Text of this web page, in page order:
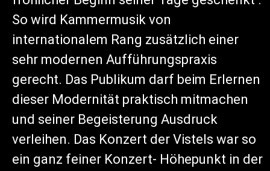
So wird Kammermusik von
internationalem Rang zusätzlich einer
sehr modernen Aufführungspraxis
gerecht. Das Publikum darf beim Erlernen
dieser Modernität praktisch mitmachen
und seiner Begeisterung Ausdruck
verleihen. Das Konzert der Vistels war so
ein ganz feiner Konzert- Höhepunkt in der